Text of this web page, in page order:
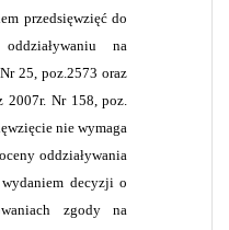
przedsięwzięć do
na
Nr 25, poz.2573 oraz
Nr 158, poz.
nie wymaga
oddziaływania
decyzji o
zgody na